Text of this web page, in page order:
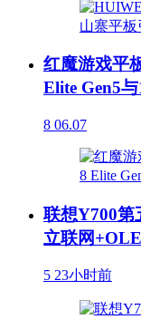
红魔游戏平
Elite Gen5
8 06.07
联想Y700第
立联网
5 23小时前